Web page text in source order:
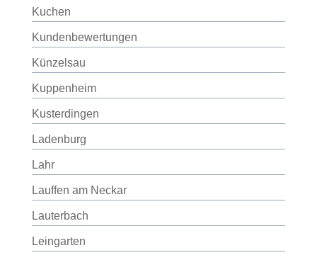
Kuchen
Kundenbewertungen
Künzelsau
Kuppenheim
Kusterdingen
Ladenburg
Lahr
Lauffen am Neckar
Lauterbach
Leingarten